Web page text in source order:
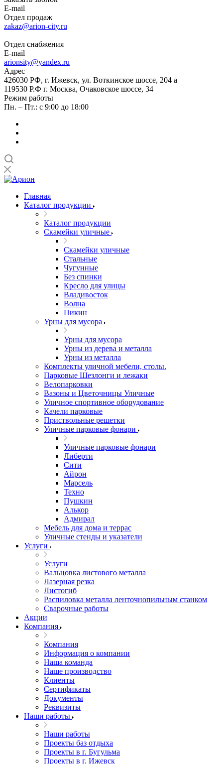
E-mail
Отдел продаж
zakaz@arion-city.ru
Отдел снабжения
E-mail
arionsity@yandex.ru
Адрес
426030 РФ, г. Ижевск, ул. Воткинское шоссе, 204 а
119530 Р.Ф г. Москва, Очаковское шоссе, 34
Режим работы
Пн. – Пт.: с 9:00 до 18:00
Главная
Каталог продукции
Каталог продукции
Скамейки уличные
Скамейки уличные
Стальные
Чугунные
Без спинки
Кресло для улицы
Владивосток
Волна
Пикин
Урны для мусора
Урны для мусора
Урны из дерева и металла
Урны из металла
Комплекты уличной мебели, столы.
Парковые Шезлонги и лежаки
Велопарковки
Вазоны и Цветочницы Уличные
Уличное спортивное оборудование
Качели парковые
Приствольные решетки
Уличные парковые фонари
Уличные парковые фонари
Либерти
Сити
Айрон
Марсель
Техно
Пушкин
Алькор
Адмирал
Мебель для дома и террас
Уличные стенды и указатели
Услуги
Услуги
Вальцовка листового металла
Лазерная резка
Листогиб
Распиловка металла ленточнопильным станком
Сварочные работы
Акции
Компания
Компания
Информация о компании
Наша команда
Наше производство
Клиенты
Сертификаты
Документы
Реквизиты
Наши работы
Наши работы
Проекты баз отдыха
Проекты в г. Бугульма
Проекты в г. Ижевск